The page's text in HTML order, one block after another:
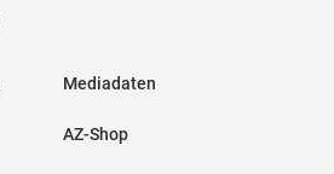
Mediadaten
AZ-Shop